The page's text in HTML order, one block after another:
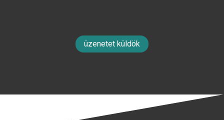
üzenetet küldök